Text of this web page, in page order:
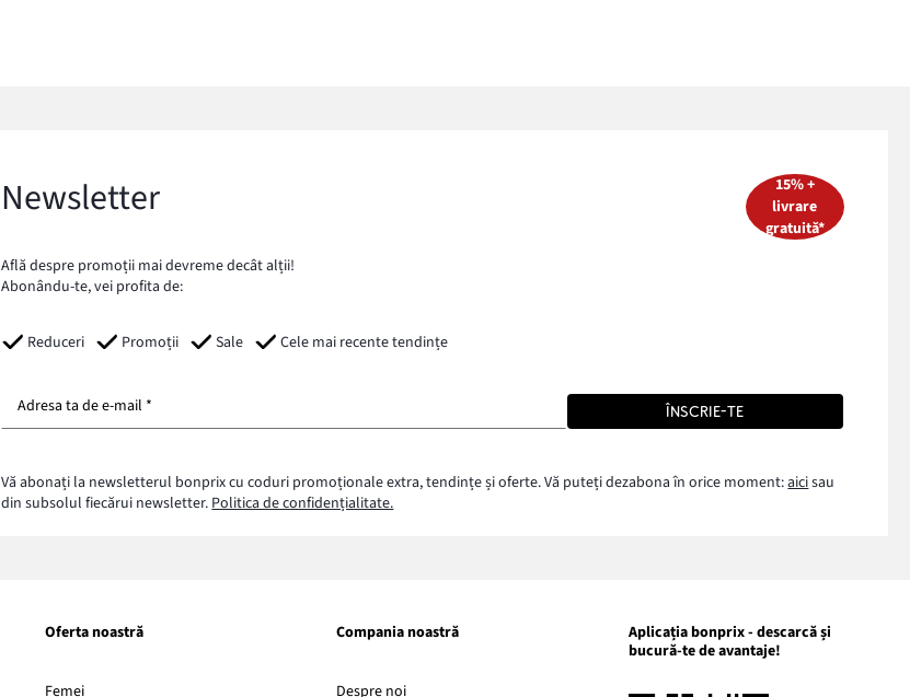
Newsletter
Află despre promoții mai devreme decât alții!
Abonându-te, vei profita de:
Reduceri Promoții Sale Cele mai recente tendințe
15% +
livrare
gratuită*
Adresa ta de e-mail * ÎNSCRIE-TE
Vă abonați la newsletterul bonprix cu coduri promoționale extra, tendințe și oferte. Vă puteți dezabona în orice moment:aicisau
din subsolul fiecărui newsletter.Politica de confidențialitate.
Oferta noastră
Femei
Compania noastră
Despre noiLink-
Aplicația bonprix - descarcă și
bucură-te de avantaje!